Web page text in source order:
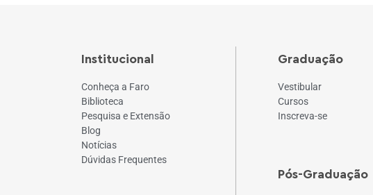
Institucional
Conheça a Faro
Biblioteca
Pesquisa e Extensão
Blog
Notícias
Dúvidas Frequentes
Graduação
Vestibular
Cursos
Inscreva-se
Pós-Graduação